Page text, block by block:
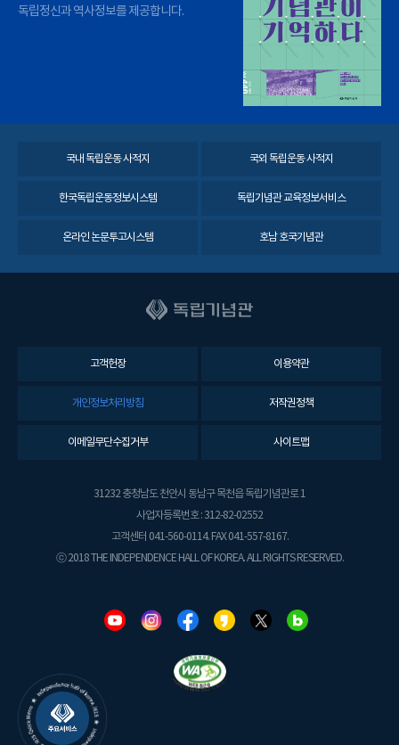
독립정신과 역사정보를 제공합니다.
국내 독립운동 사적지 국외 독립운동 사적지
한국독립운동정보시스템 독립기념관 교육정보서비스
온라인 논문투고시스템 호남 호국기념관
고객헌장 이용약관
개인정보처리방침 저작권정책
이메일무단수집거부 사이트맵
31232 충청남도 천안시 동남구 목천읍 독립기념관로 1
사업자등록번호 : 312-82-02552
고객센터 041-560-0114. FAX 041-557-8167.
ⓒ 2018 THE INDEPENDENCE HALL OF KOREA. ALL RIGHTS RESERVED.